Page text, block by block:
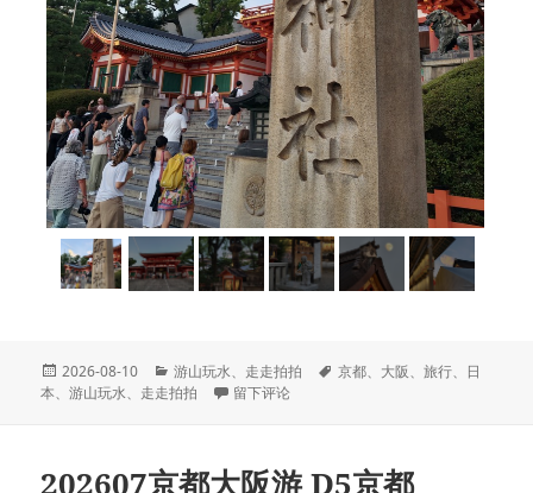
发
布
2026-08-10
分
类
游山玩水、 走走拍拍
标
京都、 大阪、旅行、 日
本、游山玩水、 走走拍拍 于202607京都大阪游 D6京都
留下评论
202607京都大阪游 D5京都